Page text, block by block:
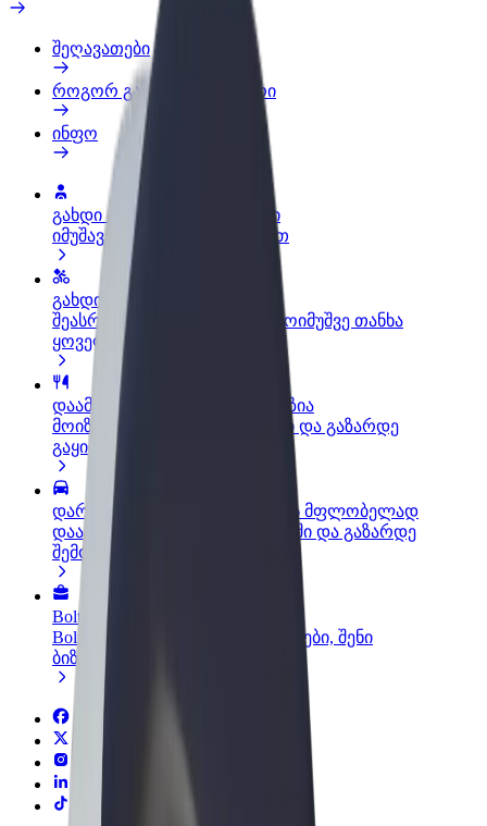
შეღავათები
როგორ გავხდე გამომწერი
ინფო
გახდი პარტნიორი მძღოლი
იმუშავე საკუთარი გრაფიკით
გახდი კურიერი
შეასრულე შეკვეთები და გამოიმუშვე თანხა
ყოველკვირეულად
დაამატე რესტორანი ან მაღაზია
მოიზიდე მეტი მომხმარებელი და გაზარდე
გაყიდვები
დარეგისტრირდი ავტოპარკის მფლობელად
დაამატე შენი ავტოპარკი Bolt-ში და გაზარდე
შემოსავალი
Bolt ბიზნესისთვის
Bolt-ის პროდუქტები და სერვისები, შენი
ბიზნესისთვის